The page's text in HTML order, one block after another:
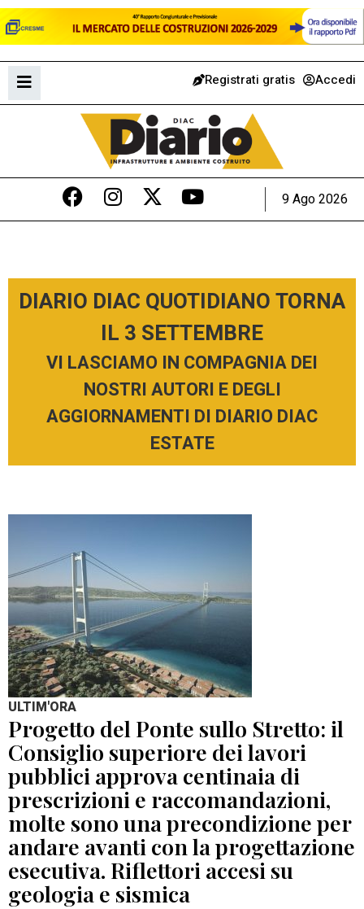
Registrati gratis Accedi
9 Ago 2026
DIARIO DIAC QUOTIDIANO TORNA
IL 3 SETTEMBRE
VI LASCIAMO IN COMPAGNIA DEI
NOSTRI AUTORI E DEGLI
AGGIORNAMENTI DI DIARIO DIAC
ESTATE
ULTIM'ORA
Progetto del Ponte sullo Stretto: il
Consiglio superiore dei lavori
pubblici approva centinaia di
prescrizioni e raccomandazioni,
molte sono una precondizione per
andare avanti con la progettazione
esecutiva. Riflettori accesi su
geologia e sismica